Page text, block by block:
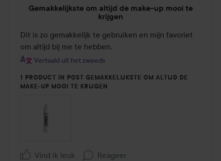
de
5
Gemakkelijkste om altijd de make-up mooi te
krijgen
Dit is zo gemakkelijk te gebruiken en mijn favoriet
om altijd bij me te hebben.
Vertaald uit het zweeds
1 PRODUCT IN POST GEMAKKELIJKSTE OM ALTIJD DE
MAKE-UP MOOI TE KRIJGEN
Vind ik leuk Reageer